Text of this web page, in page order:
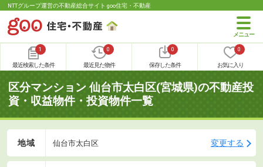
NTTグループ運営の不動産総合サイト goo住宅・不動産
1
最近検索した条件
0
最近見た物件
0
保存した条件
0
お気に入り
区分マンション 仙台市太白区(宮城県)の不動産投
資・収益物件・投資物件一覧
地域 仙台市太白区 変更する